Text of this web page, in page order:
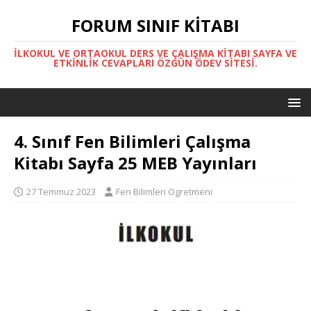
FORUM SINIF KITABI
İLKOKUL VE ORTAOKUL DERS VE ÇALIŞMA KITABI SAYFA VE
ETKINLIK CEVAPLARI ÖZGÜN ÖDEV SITESI.
4. Sınıf Fen Bilimleri Çalışma
Kitabı Sayfa 25 MEB Yayınları
27 Temmuz 2023 Fen Bilimleri Ogretmeni